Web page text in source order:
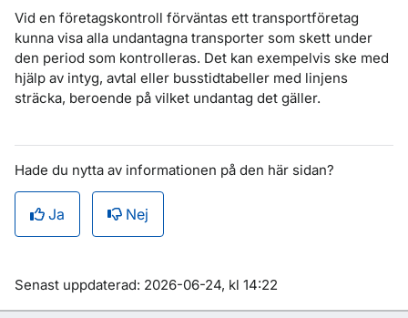
Vid en företagskontroll förväntas ett transportföretag
kunna visa alla undantagna transporter som skett under
den period som kontrolleras. Det kan exempelvis ske med
hjälp av intyg, avtal eller busstidtabeller med linjens
sträcka, beroende på vilket undantag det gäller.
Hade du nytta av informationen på den här sidan?
Ja Nej
Om sidan
Senast uppdaterad: 2026-06-24, kl 14:22